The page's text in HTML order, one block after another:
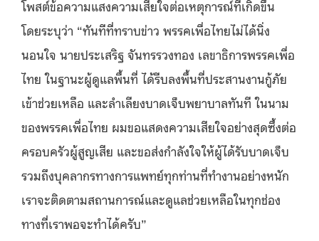
โพสต์ข้อความแสงความเสียใจต่อเหตุการณ์ที่เกิดขึ้น
โดยระบุว่า “ทันทีที่ทราบข่าว พรรคเพื่อไทยไม่ได้นิ่ง
นอนใจ นายประเสริฐ จันทรรวงทอง เลขาธิการพรรคเพื่อ
ไทย ในฐานะผู้ดูแลพื้นที่ ได้รีบลงพื้นที่ประสานงานกู้ภัย
เข้าช่วยเหลือ และลำเลียงบาดเจ็บพยาบาลทันที ในนาม
ของพรรคเพื่อไทย ผมขอแสดงความเสียใจอย่างสุดซึ้งต่อ
ครอบครัวผู้สูญเสีย และขอส่งกำลังใจให้ผู้ได้รับบาดเจ็บ
รวมถึงบุคลากรทางการแพทย์ทุกท่านที่ทำงานอย่างหนัก
เราจะติดตามสถานการณ์และดูแลช่วยเหลือในทุกช่อง
ทางที่เราพอจะทำได้ครับ”